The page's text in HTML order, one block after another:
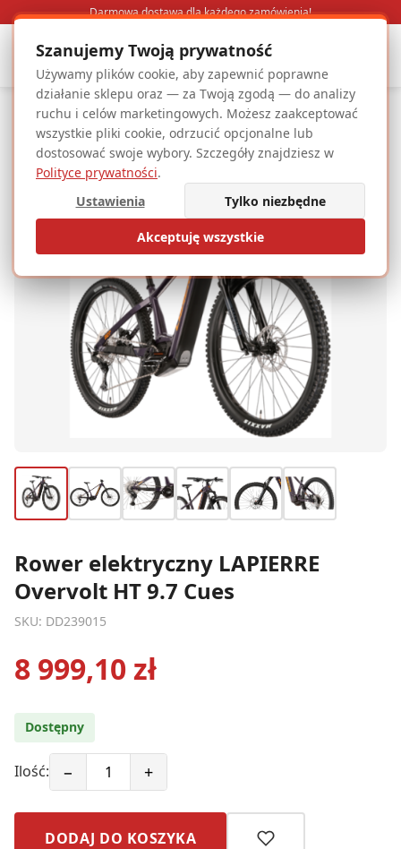
Darmowa dostawa dla każdego zamówienia!
WozimySie.pl
Strona główna Rowery elektryczne Rower elektryczny damski
Rower elektryczny LAPIERRE Overvolt HT 9.7 Cues
Rower elektryczny LAPIERRE
Overvolt HT 9.7 Cues
SKU: DD239015
8 999,10 zł
Dostępny
Ilość: − +
DODAJ DO KOSZYKA
Szanujemy Twoją prywatność
Używamy plików cookie, aby zapewnić poprawne
działanie sklepu oraz — za Twoją zgodą — do analizy
ruchu i celów marketingowych. Możesz zaakceptować
wszystkie pliki cookie, odrzucić opcjonalne lub
dostosować swoje wybory. Szczegóły znajdziesz w
Polityce prywatności.
Ustawienia
Tylko niezbędne
Akceptuję wszystkie